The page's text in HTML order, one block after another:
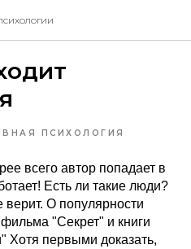
ПСИХОЛОГИЯ
всего автор попадает в
Есть ли такие люди?
верит. О популярности
"Секрет" и книги
Хотя первыми доказать,